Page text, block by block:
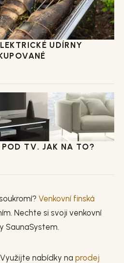
UDÍRNY
TV. JAK NA TO?
Venkovní finská
Nechte si svoji venkovní
SaunaSystem.
nabídky na prodej